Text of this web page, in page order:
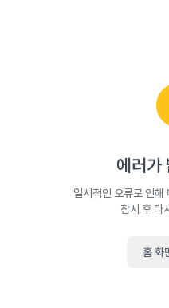
에러가
일시적인 오류로 인해
잠시 후 다
홈 화